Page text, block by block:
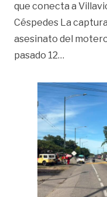
que conecta a
Céspedes La
asesinato del
pasado 12…